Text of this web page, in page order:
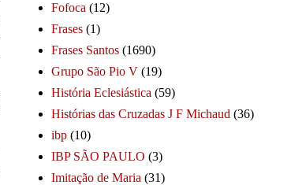
Fofoca (12)
Frases (1)
Frases Santos (1690)
Grupo São Pio V (19)
História Eclesiástica (59)
Histórias das Cruzadas J F Michaud (36)
ibp (10)
IBP SÃO PAULO (3)
Imitação de Maria (31)